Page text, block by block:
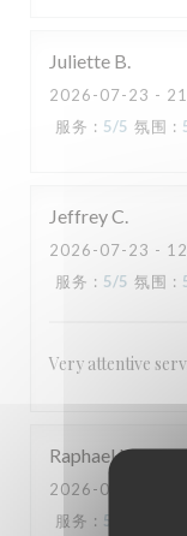
Juliette B
2026-07-23 -
服务 : 5/5 氛围 :
JeffreyC
2026-07-23 -
服务 : 5/5 氛围 :
Very attentive
RaphaelN
2026-07-21
服务 : 5